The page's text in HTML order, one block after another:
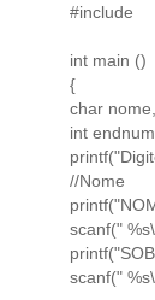
#include
int main ()
{
char
int
//Nome
scanf("
scanf("